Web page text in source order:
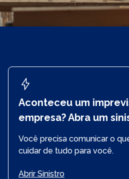
Aconteceu um
empresa? Abra um
Você precisa comunicar o
cuidar de tudo para você.
Abrir Sinistro